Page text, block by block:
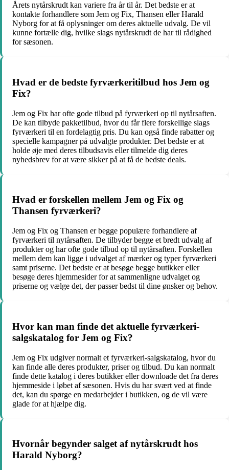
Årets nytårskrudt kan variere fra år til år. Det bedste er at
kontakte forhandlere som Jem og Fix, Thansen eller Harald
Nyborg for at få oplysninger om deres aktuelle udvalg. De vil
kunne fortælle dig, hvilke slags nytårskrudt de har til rådighed
for sæsonen.
Hvad er de bedste fyrværkeritilbud hos Jem og
Fix?
Jem og Fix har ofte gode tilbud på fyrværkeri op til nytårsaften.
De kan tilbyde pakketilbud, hvor du får flere forskellige slags
fyrværkeri til en fordelagtig pris. Du kan også finde rabatter og
specielle kampagner på udvalgte produkter. Det bedste er at
holde øje med deres tilbudsavis eller tilmelde dig deres
nyhedsbrev for at være sikker på at få de bedste deals.
Hvad er forskellen mellem Jem og Fix og
Thansen fyrværkeri?
Jem og Fix og Thansen er begge populære forhandlere af
fyrværkeri til nytårsaften. De tilbyder begge et bredt udvalg af
produkter og har ofte gode tilbud op til nytårsaften. Forskellen
mellem dem kan ligge i udvalget af mærker og typer fyrværkeri
samt priserne. Det bedste er at besøge begge butikker eller
besøge deres hjemmesider for at sammenligne udvalget og
priserne og vælge det, der passer bedst til dine ønsker og behov.
Hvor kan man finde det aktuelle fyrværkeri-
salgskatalog for Jem og Fix?
Jem og Fix udgiver normalt et fyrværkeri-salgskatalog, hvor du
kan finde alle deres produkter, priser og tilbud. Du kan normalt
finde dette katalog i deres butikker eller downloade det fra deres
hjemmeside i løbet af sæsonen. Hvis du har svært ved at finde
det, kan du spørge en medarbejder i butikken, og de vil være
glade for at hjælpe dig.
Hvornår begynder salget af nytårskrudt hos
Harald Nyborg?